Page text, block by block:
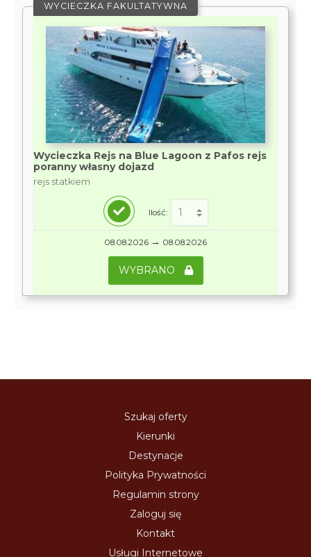
WYCIECZKA FAKULTATYWNA
Wycieczka Rejs na Blue Lagoon z Pafos rejs
poranny własny dojazd
rejs statkiem
Ilość:
08.08.2026 → 08.08.2026
WYBRANO
Szukaj oferty
Kierunki
Destynacje
Polityka Prywatności
Regulamin strony
Zaloguj się
Kontakt
Usługi Internetowe